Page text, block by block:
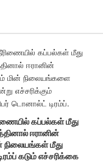
கப்பல்கள் மீது
ஈரானின்
நிலையங்கள் மீது
கடும் எச்சரிக்கை